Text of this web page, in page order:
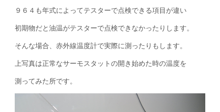
９６４も年式によってテスターで点検できる項目が違い
初期物だと油温がテスターで点検できなかったりします。
そんな場合、赤外線温度計で実際に測ったりもします。
上写真は正常なサーモスタットの開き始めた時の温度を
測ってみた所です。